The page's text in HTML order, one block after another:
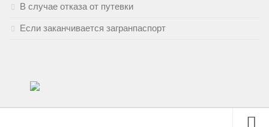
В случае отказа от путевки
Если заканчивается загранпаспорт